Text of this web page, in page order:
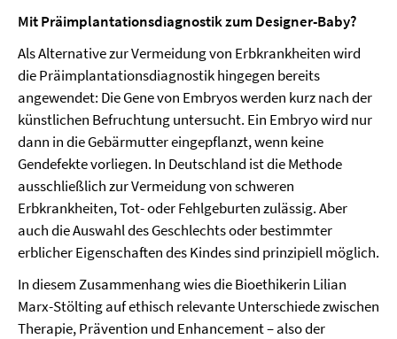
Mit Präimplantationsdiagnostik zum Designer-Baby?
Als Alternative zur Vermeidung von Erbkrankheiten wird
die Präimplantationsdiagnostik hingegen bereits
angewendet: Die Gene von Embryos werden kurz nach der
künstlichen Befruchtung untersucht. Ein Embryo wird nur
dann in die Gebärmutter eingepflanzt, wenn keine
Gendefekte vorliegen. In Deutschland ist die Methode
ausschließlich zur Vermeidung von schweren
Erbkrankheiten, Tot- oder Fehlgeburten zulässig. Aber
auch die Auswahl des Geschlechts oder bestimmter
erblicher Eigenschaften des Kindes sind prinzipiell möglich.
In diesem Zusammenhang wies die Bioethikerin Lilian
Marx-Stölting auf ethisch relevante Unterschiede zwischen
Therapie, Prävention und Enhancement – also der